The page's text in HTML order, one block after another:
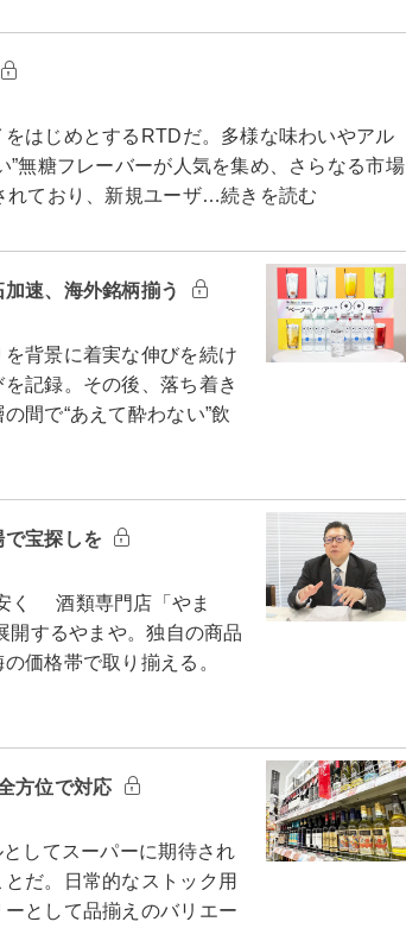
はじめとするRTDだ。多様な味わいやアル
無糖フレーバーが人気を集め、さらなる市場
れており、新規ユーザ…続きを読む
速、海外銘柄揃う
背景に着実な伸びを続け
記録。その後、落ち着き
間で“あえて酔わない”飲
宝探しを
酒類専門店「やま
開するやまや。独自の商品
価格帯で取り揃える。
方位で対応
してスーパーに期待され
だ。日常的なストック用
として品揃えのバリエー